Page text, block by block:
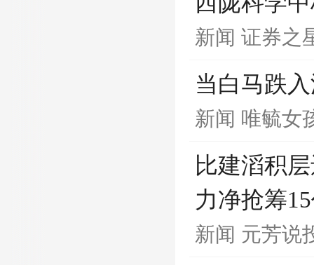
新闻 证券之
当白马跌
新闻 唯毓女
比建滔积
力净抢筹
新闻 元芳说